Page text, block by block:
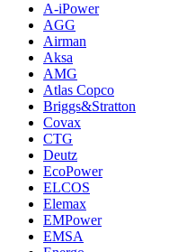
A-iPower
AGG
Airman
Aksa
AMG
Atlas Copco
Briggs&Stratton
Covax
CTG
Deutz
EcoPower
ELCOS
Elemax
EMPower
EMSA